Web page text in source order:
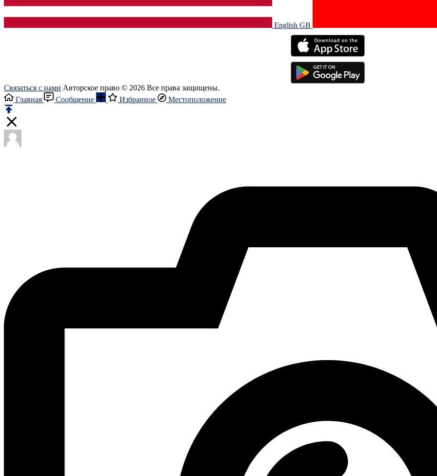
English GB‎
Связаться с нами Авторское право © 2026 Все права защищены.
Главная
Сообщение Избранное Местоположение